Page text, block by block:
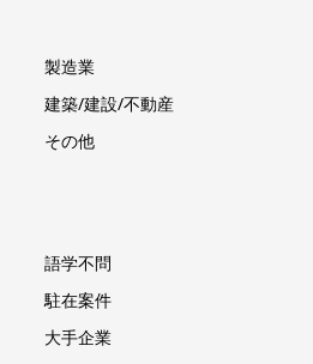
製造業
建築/建設/不動産
その他
語学不問
駐在案件
大手企業